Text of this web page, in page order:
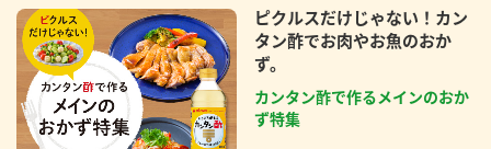
ピクルスだけじゃない！カン
タン酢でお肉やお魚のおか
ず。
カンタン酢で作るメインのおか
ず特集